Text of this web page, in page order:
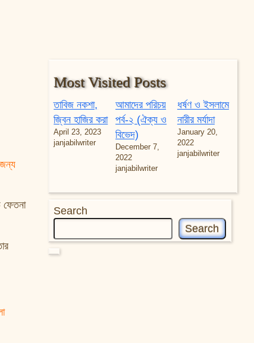
ফেতনা
Most Visited Posts
তাবিজ নকশা,
জ্বিন হাজির করা
April 23, 2023
janjabilwriter
আমাদের পরিচয়
পর্ব-২ (ঐক্য ও
বিভেদ)
December 7,
2022
janjabilwriter
ধর্ষণ ও ইসলামে
নারীর মর্যাদা
January 20,
2022
janjabilwriter
Search
Search